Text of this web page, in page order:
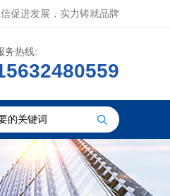
促进发展，实力铸就品牌
务热线: